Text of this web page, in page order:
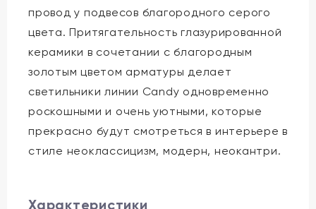
провод у подвесов благородного серого
цвета. Притягательность глазурированной
керамики в сочетании с благородным
золотым цветом арматуры делает
светильники линии Candy одновременно
роскошными и очень уютными, которые
прекрасно будут смотреться в интерьере в
стиле неоклассицизм, модерн, неокантри.
Характеристики